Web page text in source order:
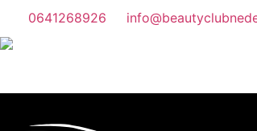
0641268926